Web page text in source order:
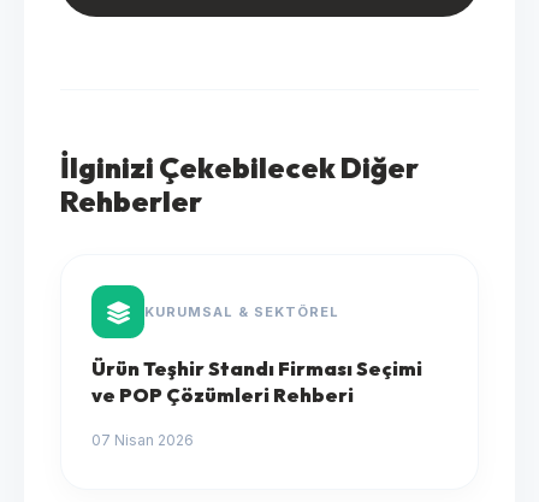
İlginizi Çekebilecek Diğer
Rehberler
KURUMSAL & SEKTÖREL
Ürün Teşhir Standı Firması Seçimi
ve POP Çözümleri Rehberi
07 Nisan 2026